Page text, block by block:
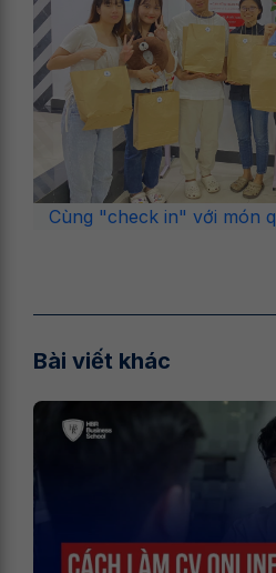
Cùng "check in" với món
Bài viết khác